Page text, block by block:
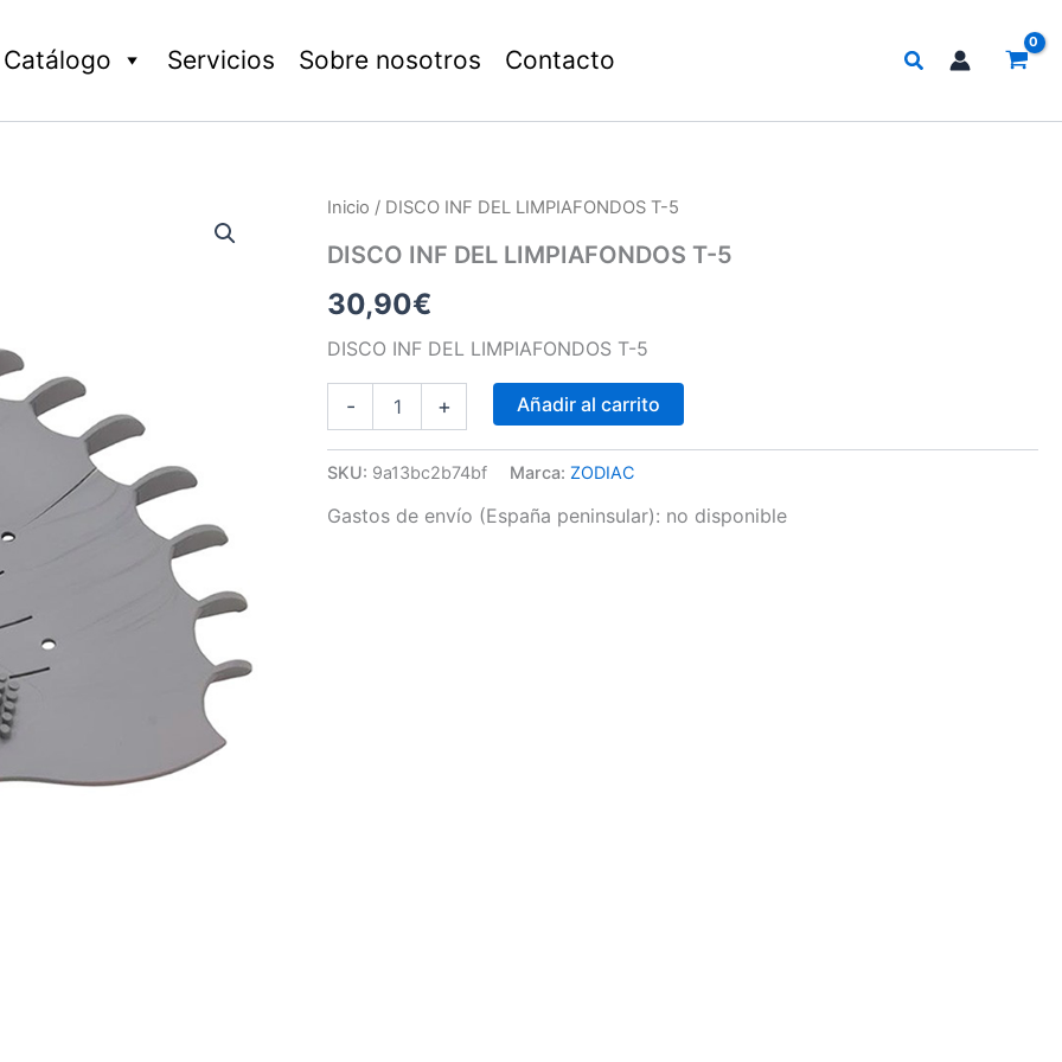
Catálogo Servicios Sobre nosotros Contacto Buscar
Inicio / DISCO INF DEL LIMPIAFONDOS T-5
DISCO INF DEL LIMPIAFONDOS T-5
30,90€
DISCO INF DEL LIMPIAFONDOS T-5
-
DISCO
DEL
T-
5
cantidad
+ Añadir al carrito
SKU: 9a13bc2b74bf Marca:ZODIAC
Gastos de envío (España peninsular): no disponible